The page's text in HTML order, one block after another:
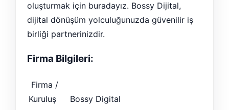
oluşturmak için buradayız. Bossy Dijital,
dijital dönüşüm yolculuğunuzda güvenilir iş
birliği partnerinizdir.
Firma Bilgileri:
Firma /
Kuruluş
Bossy Digital